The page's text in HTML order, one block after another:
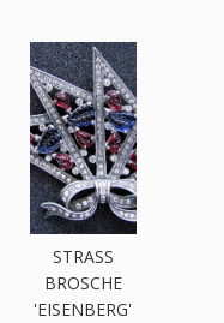
STRASS
BROSCHE
'EISENBERG'